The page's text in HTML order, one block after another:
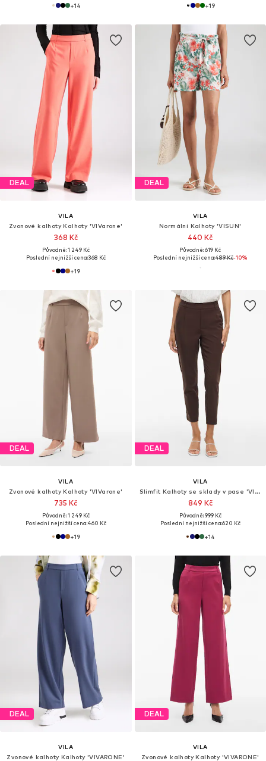
+14 +19
DEAL
VILA
Zvonové kalhoty Kalhoty 'VIVarone'
368 Kč
Původně: 1 249 Kč
Poslední nejnižší cena:368 Kč
+19
DEAL
VILA
Normální Kalhoty 'VISUN'
440 Kč
Původně: 619 Kč
Poslední nejnižší cena:489 Kč-10%
DEAL
VILA
Zvonové kalhoty Kalhoty 'VIVarone'
735 Kč
Původně: 1 249 Kč
Poslední nejnižší cena:460 Kč
+19
DEAL
VILA
Slimfit Kalhoty se sklady v pase 'VIVARONE'
849 Kč
Původně: 999 Kč
Poslední nejnižší cena:620 Kč
+14
DEAL
VILA
Zvonové kalhoty Kalhoty 'VIVARONE'
DEAL
VILA
Zvonové kalhoty Kalhoty 'VIVARONE'